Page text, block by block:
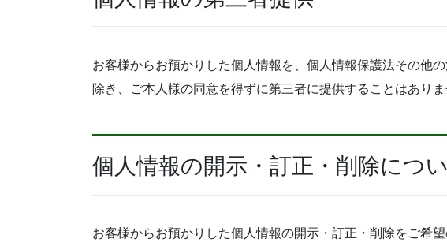
お客様からお預かりした個人情報を、個人情報保護法その他
除き、ご本人様の同意を得ずに第三者に提供することはありま
個人情報の開示・訂正・削除につ
お客様からお預かりした個人情報の開示・訂正・削除をご希